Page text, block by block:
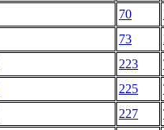
70
73
223
225
227